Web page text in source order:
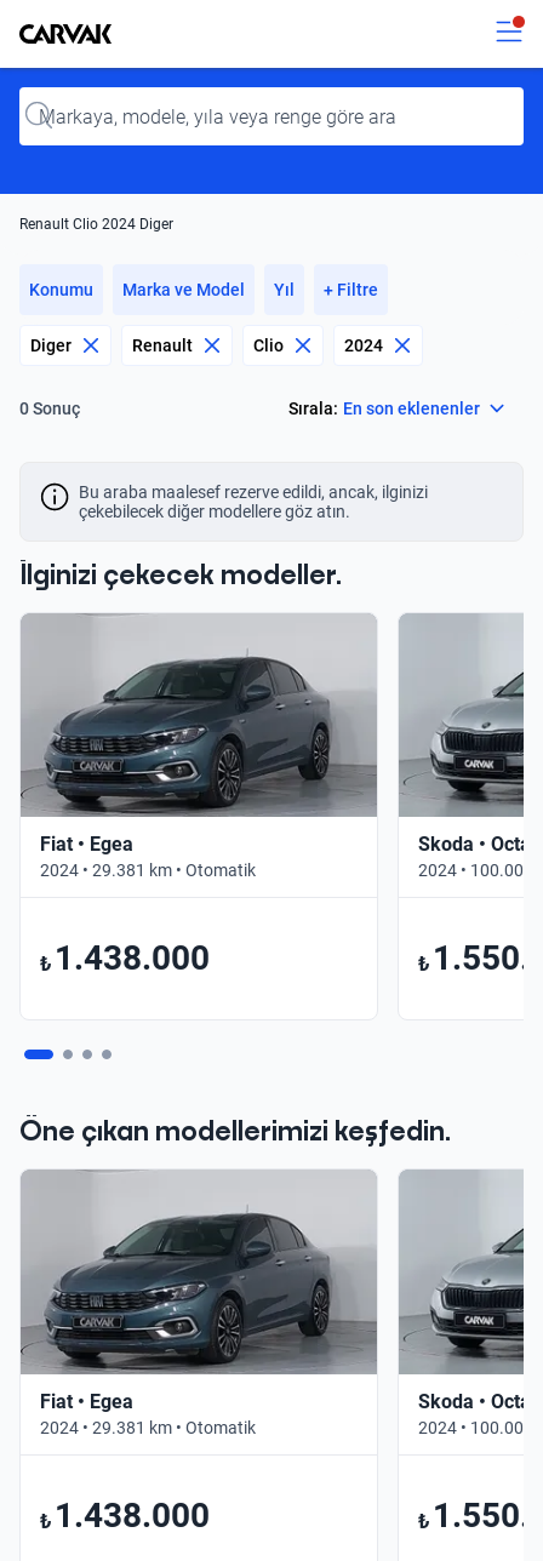
Kavak
Input
Renault Clio 2024 Diger
Konumu Marka ve Model Yıl + Filtre
Diger Renault Clio 2024
0 Sonuç Sırala: En son eklenenler
Bu araba maalesef rezerve edildi, ancak, ilginizi
çekebilecek diğer modellere göz atın.
İlginizi çekecek modeller.
Fiat • Egea
2024 • 29.381 km • Otomatik
₺ 1.438.000
Skoda •
2024 • 100.000
₺
Öne çıkan modellerimizi keşfedin.
Fiat • Egea
2024 • 29.381 km • Otomatik
₺ 1.438.000
Skoda •
2024 • 100.000
₺